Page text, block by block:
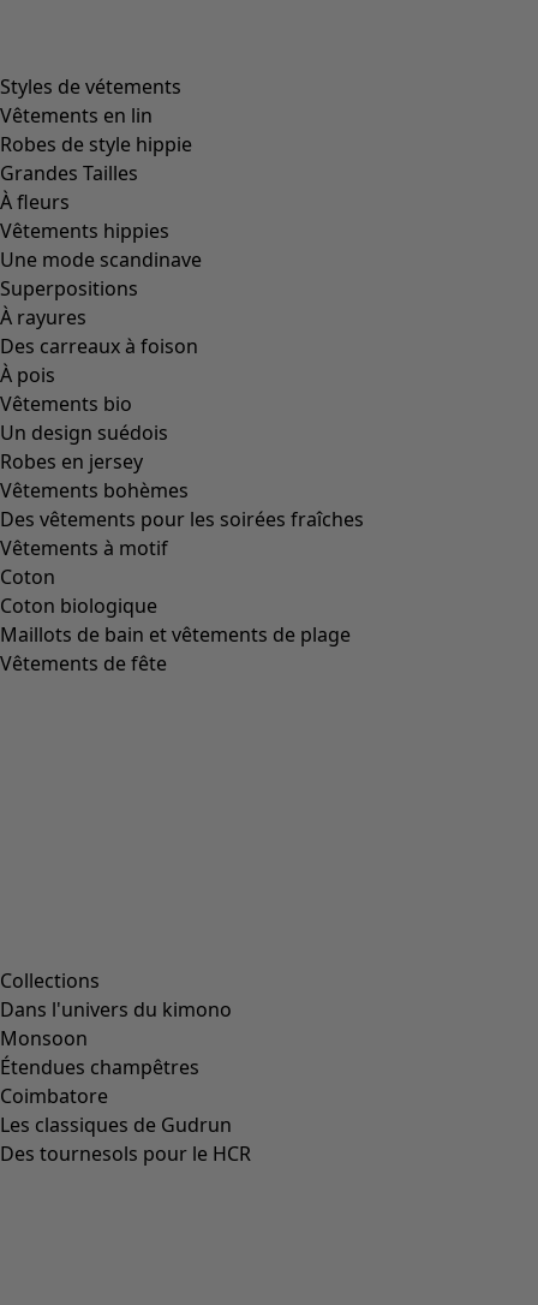
Styles de vétements
Vêtements en lin
Robes de style hippie
Grandes Tailles
À fleurs
Vêtements hippies
Une mode scandinave
Superpositions
À rayures
Des carreaux à foison
À pois
Vêtements bio
Un design suédois
Robes en jersey
Vêtements bohèmes
Des vêtements pour les soirées fraîches
Vêtements à motif
Coton
Coton biologique
Maillots de bain et vêtements de plage
Vêtements de fête
Collections
Dans l'univers du kimono
Monsoon
Étendues champêtres
Coimbatore
Les classiques de Gudrun
Des tournesols pour le HCR